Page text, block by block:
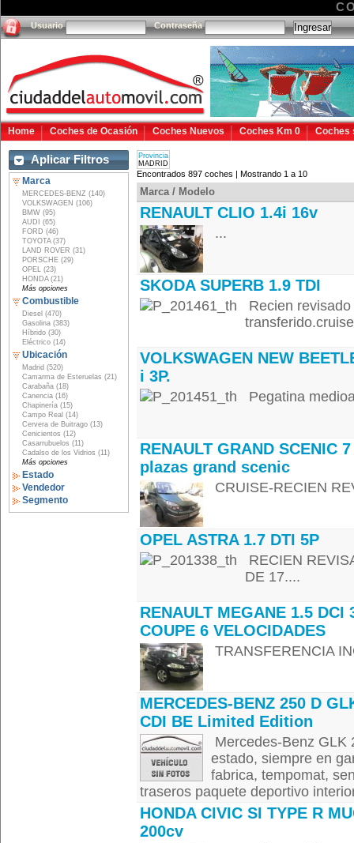
Usuario Contraseña
Home Coches de Ocasión Coches Nuevos Coches Km 0 Coches
Aplicar Filtros
Marca
MERCEDES-BENZ (140)
VOLKSWAGEN (106)
BMW (95)
AUDI (65)
FORD (46)
TOYOTA (37)
LAND ROVER (31)
PORSCHE (29)
OPEL (23)
HONDA (21)
Más opciones
Combustible
Diesel (470)
Gasolina (383)
Híbrido (30)
Eléctrico (14)
Ubicación
Madrid (520)
Camarma de Esteruelas (21)
Carabaña (18)
Canencia (16)
Chapinería (15)
Campo Real (14)
Cervera de Buitrago (13)
Cenicientos (12)
Casarrubuelos (11)
Cadalso de los Vidrios (11)
Más opciones
Estado
Vendedor
Segmento
Provincia
MADRID
Encontrados 897 coches | Mostrando 1 a 10
Marca / Modelo
RENAULT CLIO 1.4i 16v
...
SKODA SUPERB 1.9 TDI
Recien
VOLKSWAGEN NEW
i 3P.
Pegatina
RENAULT GRAND SCENIC 7
plazas grand scenic
CRUISE-RECIEN
OPEL ASTRA 1.7 DTI 5P
RECIEN
DE 17....
RENAULT MEGANE 1.5 DCI
COUPE 6 VELOCIDADES
TRANSFERENCIA
MERCEDES-BENZ 250 D
CDI BE Limited Edition
Mercedes-Benz GLK
estado, siempre en
fabrica, tempomat,
traseros paquete deportivo
HONDA CIVIC SI TYPE R
200cv